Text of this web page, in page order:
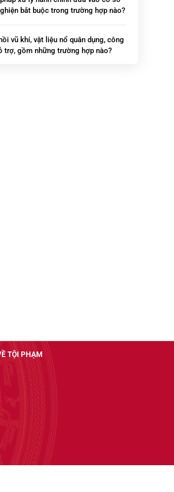
bắt buộc trong trường hợp nào?
vũ khí, vật liệu nổ quân dụng, công
trợ, gồm những trường hợp nào?
TỘI PHẠM